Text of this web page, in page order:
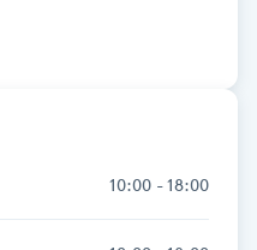
10:00 - 18:00